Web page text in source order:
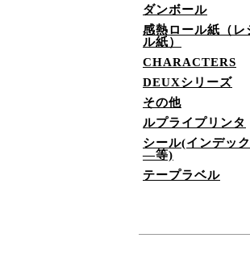
ダンボール
感熱ロール紙（レ
ル紙）
CHARACTERS
DEUXシリーズ
その他
ルプライプリンタ
シール(インデッ
―等)
テープラベル